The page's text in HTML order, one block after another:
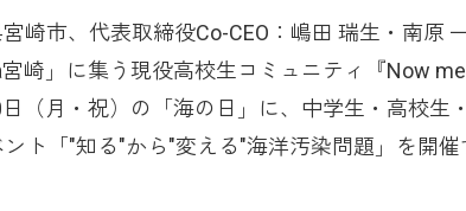
崎市、代表取締役Co-CEO：嶋田 瑞生・南原 一
崎」に集う現役高校生コミュニティ『Now
（月・祝）の「海の日」に、中学生・高校生
ト「"知る"から"変える"海洋汚染問題」を開催